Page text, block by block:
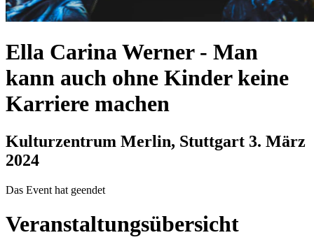
Ella Carina Werner - Man
kann auch ohne Kinder keine
Karriere machen
Kulturzentrum Merlin, Stuttgart 3. März
2024
Das Event hat geendet
Veranstaltungsübersicht